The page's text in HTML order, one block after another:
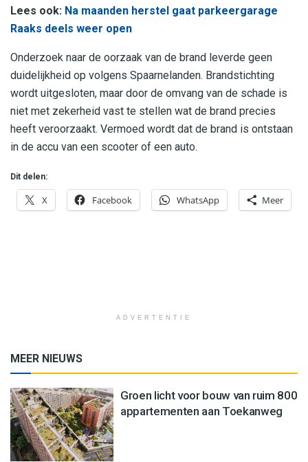
Lees ook: Na maanden herstel gaat parkeergarage
Raaks deels weer open
Onderzoek naar de oorzaak van de brand leverde geen
duidelijkheid op volgens Spaarnelanden. Brandstichting
wordt uitgesloten, maar door de omvang van de schade is
niet met zekerheid vast te stellen wat de brand precies
heeft veroorzaakt. Vermoed wordt dat de brand is ontstaan
in de accu van een scooter of een auto.
Dit delen:
X Facebook WhatsApp Meer
ADVERTENTIE
MEER NIEUWS
Groen licht voor bouw van ruim 800
appartementen aan Toekanweg